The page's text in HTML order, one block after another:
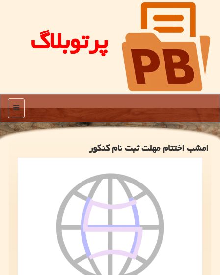
پرتوبلاگ
منو
امشب اختتام مهلت ثبت نام کنکور